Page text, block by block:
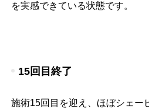
を実感できている状態です。
15回目終了
施術15回目を迎え、ほぼシェー